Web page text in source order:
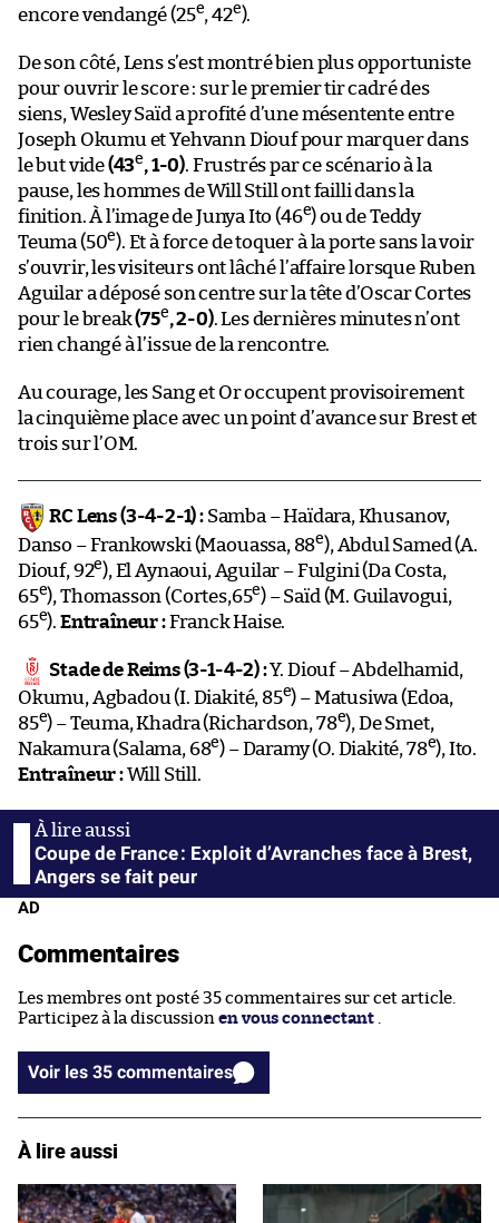
encore vendangé (25e, 42e).
De son côté, Lens s’est montré bien plus opportuniste
pour ouvrir le score : sur le premier tir cadré des
siens, Wesley Saïd a profité d’une mésentente entre
Joseph Okumu et Yehvann Diouf pour marquer dans
le but vide(43e, 1-0). Frustrés par ce scénario à la
pause, les hommes de Will Still ont failli dans la
finition. À l’image de Junya Ito (46e) ou de Teddy
Teuma (50e). Et à force de toquer à la porte sans la voir
s’ouvrir, les visiteurs ont lâché l’affaire lorsque Ruben
Aguilar a déposé son centre sur la tête d’Oscar Cortes
pour le break(75e, 2-0). Les dernières minutes n’ont
rien changé à l’issue de la rencontre.
Au courage, les Sang et Or occupent provisoirement
la cinquième place avec un point d’avance sur Brest et
trois sur l’OM.
RC Lens (3-4-2-1) :Samba – Haïdara, Khusanov,
Danso – Frankowski (Maouassa, 88e), Abdul Samed (A.
Diouf, 92e), El Aynaoui, Aguilar – Fulgini (Da Costa,
65e), Thomasson (Cortes,65e) – Saïd (M. Guilavogui,
65e). Entraîneur :Franck Haise.
Stade de Reims (3-1-4-2) :Y. Diouf – Abdelhamid,
Okumu, Agbadou (I. Diakité, 85e) – Matusiwa (Edoa,
85e) – Teuma, Khadra (Richardson, 78e), De Smet,
Nakamura (Salama, 68e) – Daramy (O. Diakité, 78e), Ito.
Entraîneur :Will Still.
Coupe de France : Exploit d’Avranches face à Brest,
Angers se fait peur
AD
Commentaires
Les membres ont posté 35 commentaires sur cet article.
Participez à la discussion en vous connectant .
Voir les 35 commentaires
À lire aussi